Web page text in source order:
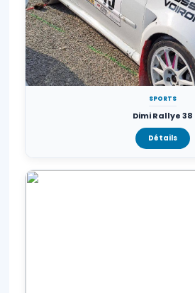
SPORTS
Dimi Rallye 38
Détails